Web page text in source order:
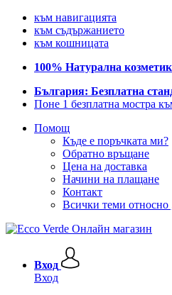
към навигацията
към съдържанието
към кошницата
100% Натурална
България: Безплатна
Поне 1 безплатна мостра
Помощ
Къде е поръчката ми?
Обратно връщане
Цена на доставка
Начини на плащане
Контакт
Всички теми
Вход
Вход